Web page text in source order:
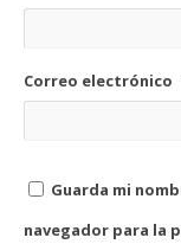
Correo electrónico
Guarda mi
navegador para la